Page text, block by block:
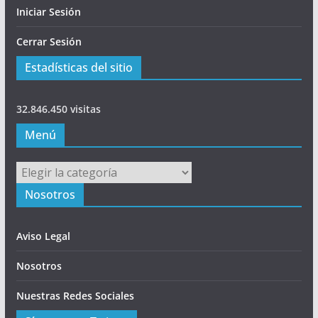
Iniciar Sesión
Cerrar Sesión
Estadísticas del sitio
32.846.450 visitas
Menú
Menú
Nosotros
Aviso Legal
Nosotros
Nuestras Redes Sociales